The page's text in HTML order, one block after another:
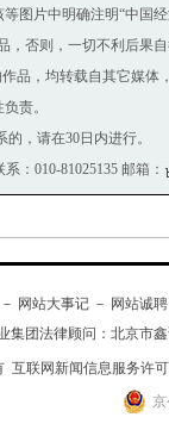
图片中明确注明“中国
否则，一切不利后果
品，均转载自其它媒体
责。
，请在30日内进行。
：010-81025135 邮箱：
－ 网站大事记 － 网站诚聘
集团法律顾问： 北京市
互联网新闻信息服务许可
京